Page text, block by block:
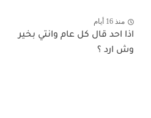
منذ 16 أيام
اذا احد قال كل عام وانتي بخير
وش ارد ؟